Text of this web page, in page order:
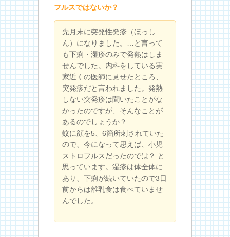
フルスではないか？
先月末に突発性発疹（ほっし
ん）になりました。…と言って
も下痢・湿疹のみで発熱はしま
せんでした。内科をしている実
家近くの医師に見せたところ、
突発疹だと言われました。発熱
しない突発疹は聞いたことがな
かったのですが、そんなことが
あるのでしょうか？
蚊に顔を5、6箇所刺されていた
ので、今になって思えば、小児
ストロフルスだったのでは？ と
思っています。湿疹は体全体に
あり、下痢が続いていたので3日
前からは離乳食は食べていませ
んでした。